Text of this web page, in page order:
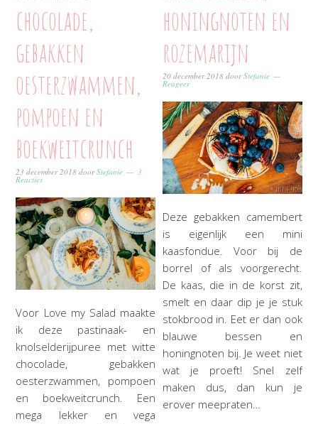
chocolade,
gebakken
oesterzwammen,
pompoen en
boekweitcrunch
23 december 2018 doorStefanie 3
Reacties
Voor Love my Salad maakte
ik deze pastinaak- en
knolselderijpuree met witte
chocolade, gebakken
oesterzwammen, pompoen
en boekweitcrunch. Een
mega lekker en vega
honingnoten en
rozemarijn
20 december 2018 doorStefanie
Reageer
Deze gebakken camembert
is eigenlijk een mini
kaasfondue. Voor bij de
borrel of als voorgerecht.
De kaas, die in de korst zit,
smelt en daar dip je je stuk
stokbrood in. Eet er dan ook
blauwe bessen en
honingnoten bij. Je weet niet
wat je proeft! Snel zelf
maken dus, dan kun je
erover meepraten…